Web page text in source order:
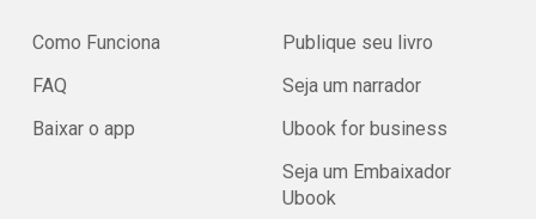
Como Funciona
FAQ
Baixar o app
Publique seu livro
Seja um narrador
Ubook for business
Seja um Embaixador
Ubook